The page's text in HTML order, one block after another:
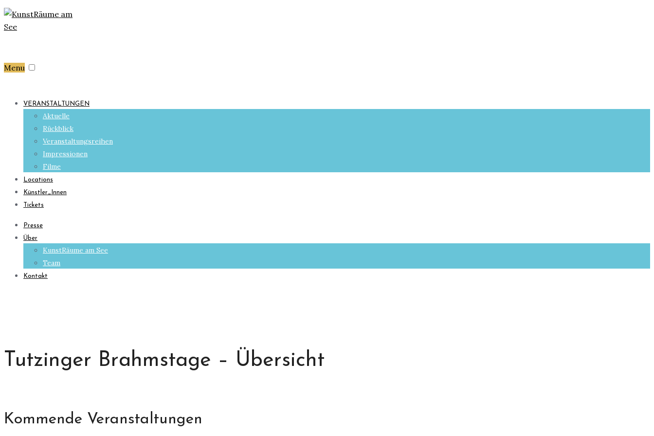
Menu
VERANSTALTUNGEN
Aktuelle
Rückblick
Veranstaltungsreihen
Impressionen
Filme
Locations
Künstler_Innen
Tickets
Presse
Über
KunstRäume am See
Team
Kontakt
Tutzinger Brahmstage – Übersicht
Kommende Veranstaltungen